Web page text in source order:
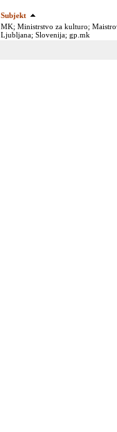
Subjekt
MK; Ministrstvo za kulturo;
Ljubljana; Slovenija; gp.mk